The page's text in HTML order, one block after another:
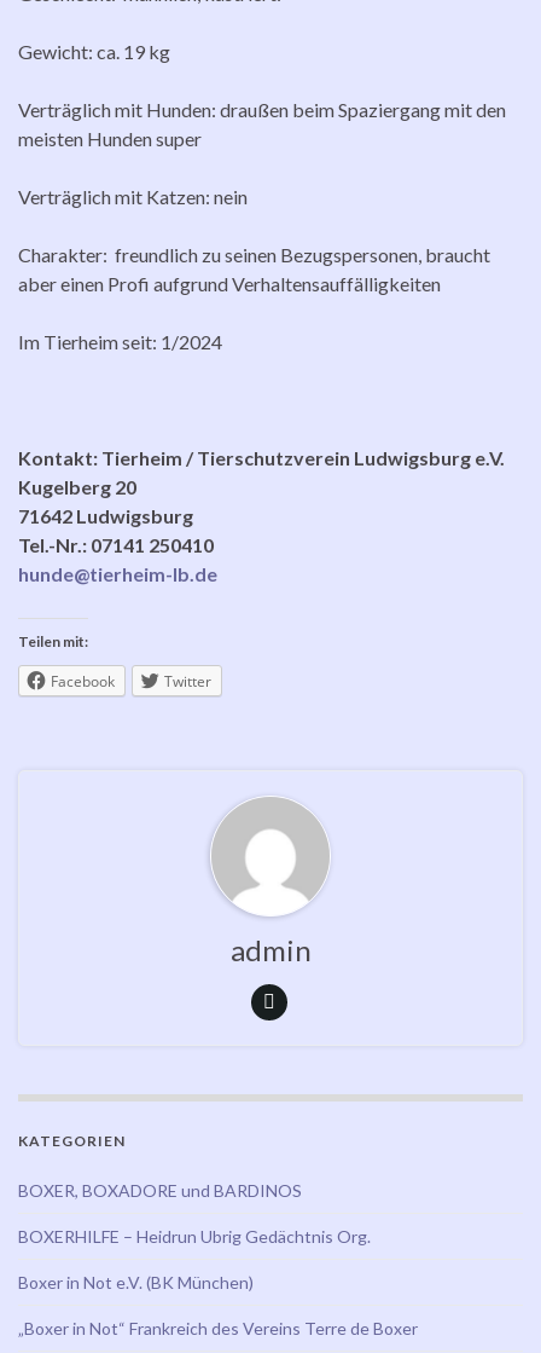
Gewicht: ca. 19 kg
Verträglich mit Hunden: draußen beim Spaziergang mit den
meisten Hunden super
Verträglich mit Katzen: nein
Charakter: freundlich zu seinen Bezugspersonen, braucht
aber einen Profi aufgrund Verhaltensauffälligkeiten
Im Tierheim seit: 1/2024
Kontakt: Tierheim / Tierschutzverein Ludwigsburg e.V.
Kugelberg 20
71642 Ludwigsburg
Tel.-Nr.: 07141 250410
hunde@tierheim-lb.de
Teilen mit:
Facebook Twitter
admin
KATEGORIEN
BOXER, BOXADORE und BARDINOS
BOXERHILFE – Heidrun Ubrig Gedächtnis Org.
Boxer in Not e.V. (BK München)
„Boxer in Not“ Frankreich des Vereins Terre de Boxer